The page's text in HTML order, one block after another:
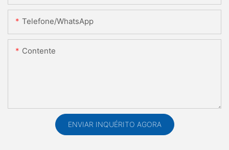
Telefone/WhatsApp
Contente
ENVIAR INQUÉRITO AGORA